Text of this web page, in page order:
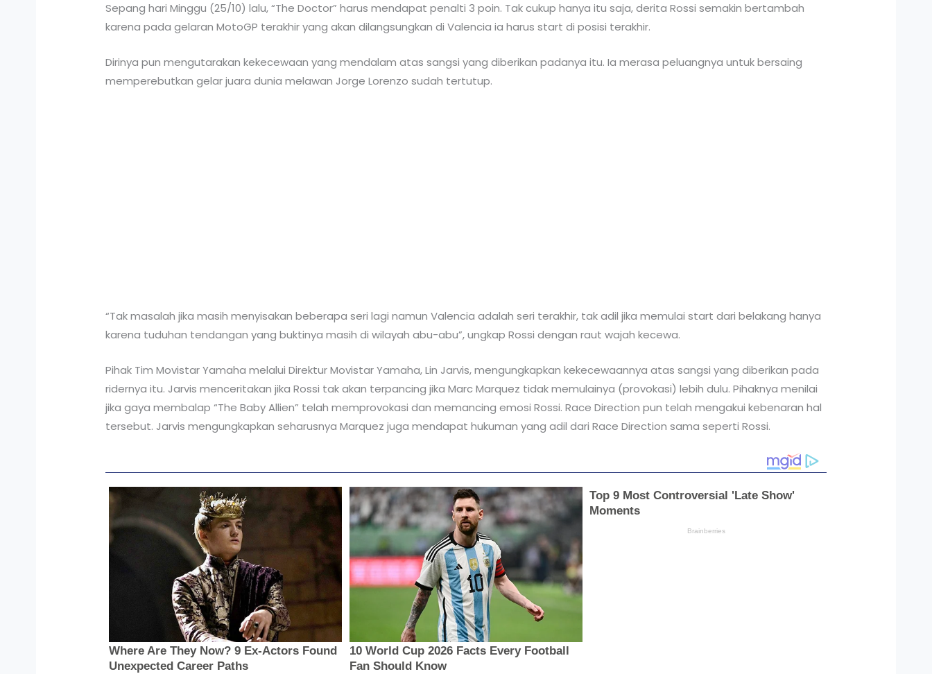
Sepang hari Minggu (25/10) lalu, “The Doctor” harus mendapat penalti 3 poin. Tak cukup hanya itu saja, derita Rossi semakin bertambah
karena pada gelaran MotoGP terakhir yang akan dilangsungkan di Valencia ia harus start di posisi terakhir.
Dirinya pun mengutarakan kekecewaan yang mendalam atas sangsi yang diberikan padanya itu. Ia merasa peluangnya untuk bersaing
memperebutkan gelar juara dunia melawan Jorge Lorenzo sudah tertutup.
“Tak masalah jika masih menyisakan beberapa seri lagi namun Valencia adalah seri terakhir, tak adil jika memulai start dari belakang hanya
karena tuduhan tendangan yang buktinya masih di wilayah abu-abu”, ungkap Rossi dengan raut wajah kecewa.
Pihak Tim Movistar Yamaha melalui Direktur Movistar Yamaha, Lin Jarvis, mengungkapkan kekecewaannya atas sangsi yang diberikan pada
ridernya itu. Jarvis menceritakan jika Rossi tak akan terpancing jika Marc Marquez tidak memulainya (provokasi) lebih dulu. Pihaknya menilai
jika gaya membalap “The Baby Allien” telah memprovokasi dan memancing emosi Rossi. Race Direction pun telah mengakui kebenaran hal
tersebut. Jarvis mengungkapkan seharusnya Marquez juga mendapat hukuman yang adil dari Race Direction sama seperti Rossi.